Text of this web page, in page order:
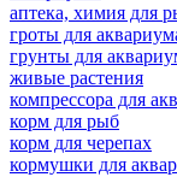
аптека, химия для
гроты для
грунты для
живые растения
компрессора для
корм для рыб
корм для черепах
кормушки для